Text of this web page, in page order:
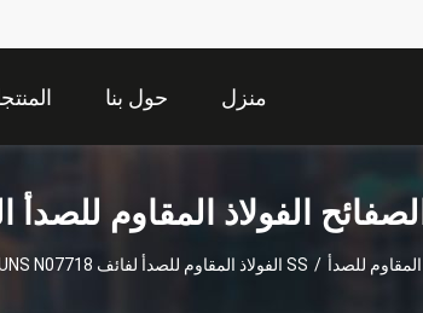
منزل حول بنا
الصفائح الفولاذ المقاوم للصدأ
المقاوم للصدأ / SS الفولاذ المقاوم للصدأ لفائف AMS 5596 AMS 5662 ASTM B637 UNS N07718